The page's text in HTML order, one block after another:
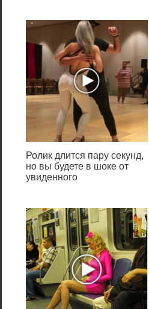
Ролик длится пару секунд,
но вы будете в шоке от
увиденного
Надписи для
report, like,
icon cs:go и
другие
Каждый игрок в игры из